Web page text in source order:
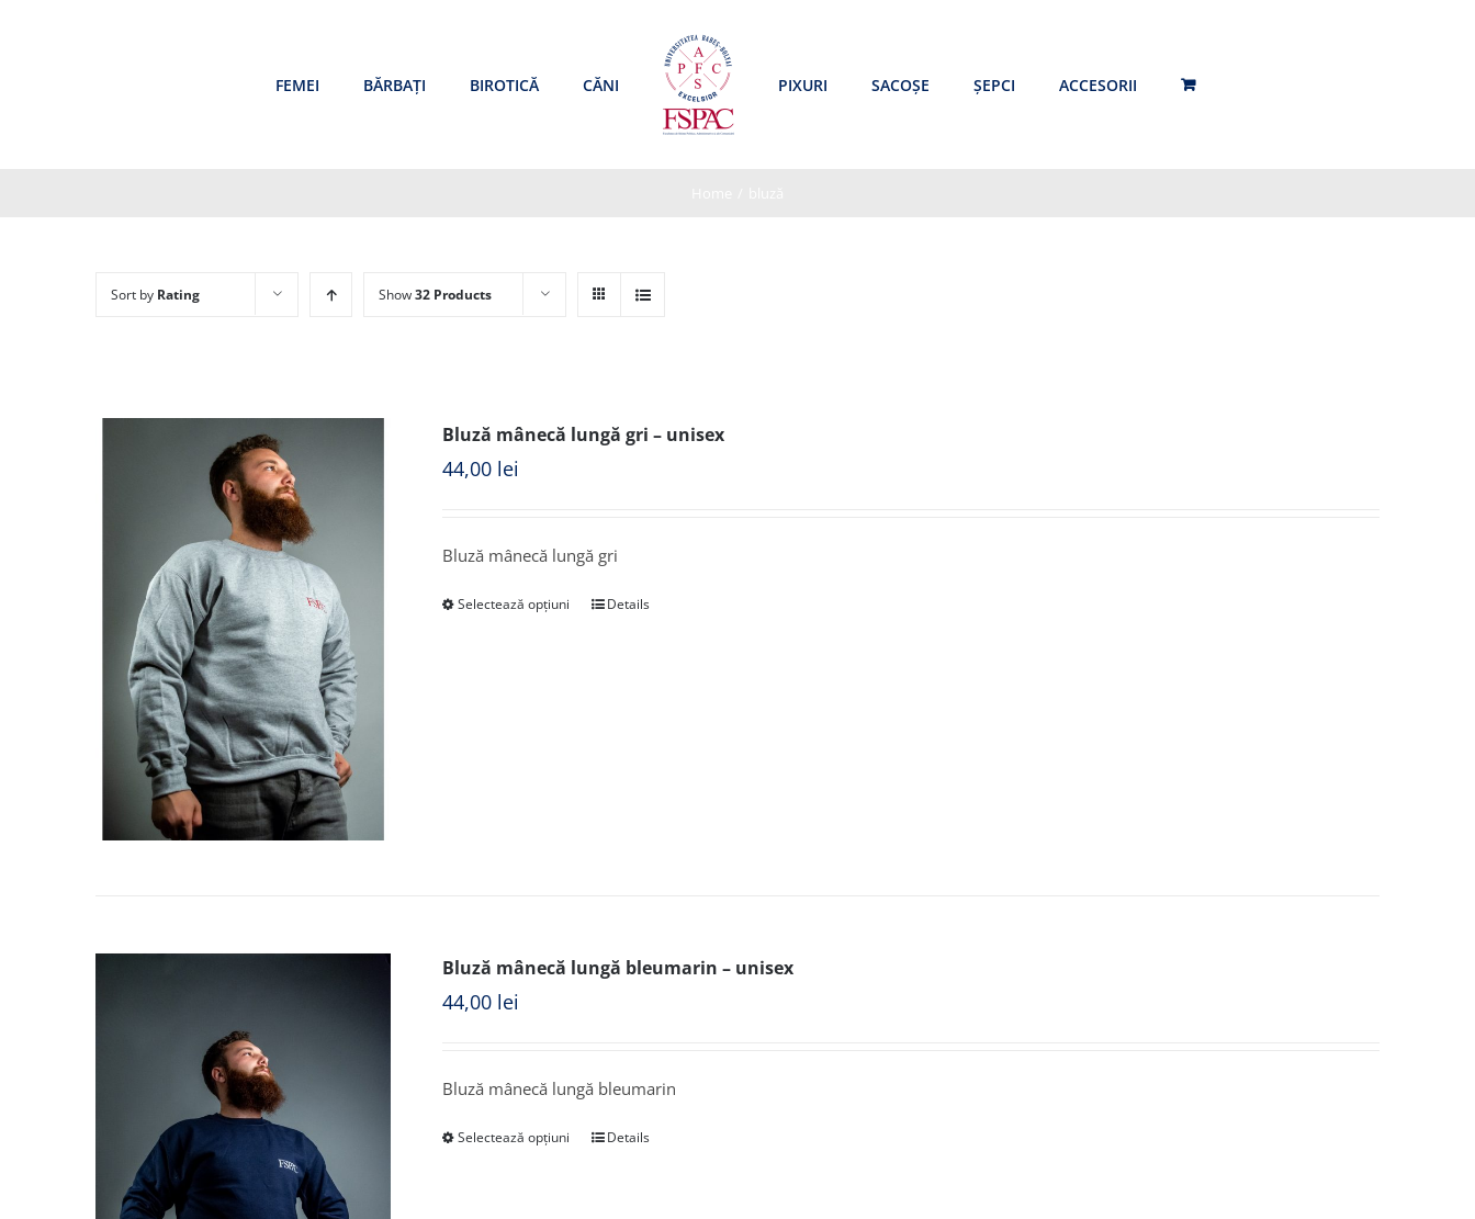
FEMEI BĂRBAȚI BIROTICĂ CĂNI PIXURI SACOȘE ȘEPCI ACCESORII
Sort by Rating Show32 Products
Bluză mânecă lungă gri – unisex
44,00 lei
Bluză mânecă lungă gri
Selectează opțiuni Details
Bluză mânecă lungă bleumarin – unisex
44,00 lei
Bluză mânecă lungă bleumarin
Selectează opțiuni Details